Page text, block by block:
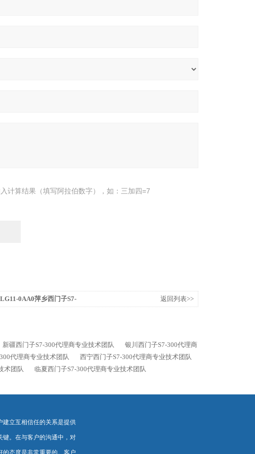
计算结果（填写阿拉伯数字），如：三加四=7
0AA0萍乡西门子S7-
返回列表>>
新疆西门子S7-300代理商专业技术团队
银川西门子S7-300代理商
代理商专业技术团队
西宁西门子S7-300代理商专业技术团队
术团队 临夏西门子S7-300代理商专业技术团队
建立互相信任的关系是提供
键。在与客户的沟通中，对
的态度是非常重要的。客户